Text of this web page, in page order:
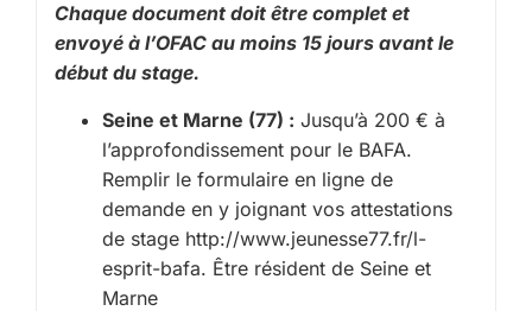
Chaque document doit être complet et
envoyé à l’OFAC au moins 15 jours avant le
début du stage.
Seine et Marne (77) : Jusqu’à 200 € à
l’approfondissement pour le BAFA.
Remplir le formulaire en ligne de
demande en y joignant vos attestations
de stage http://www.jeunesse77.fr/l-
esprit-bafa. Être résident de Seine et
Marne